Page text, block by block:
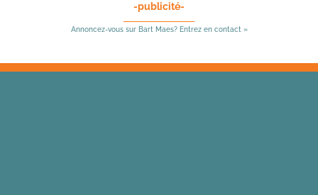
-publicité-
Annoncez-vous sur Bart Maes? Entrez en contact »